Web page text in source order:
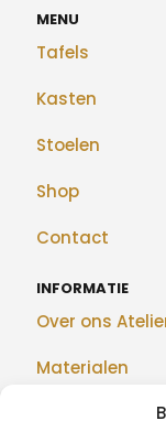
MENU
Tafels
Kasten
Stoelen
Shop
Contact
INFORMATIE
Over ons
Materialen